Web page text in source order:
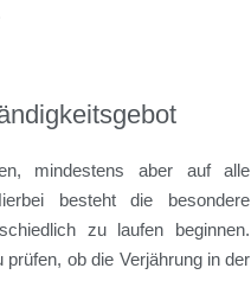
mindestens aber auf alle
besteht die besondere
zu laufen beginnen.
ob die Verjährung in der